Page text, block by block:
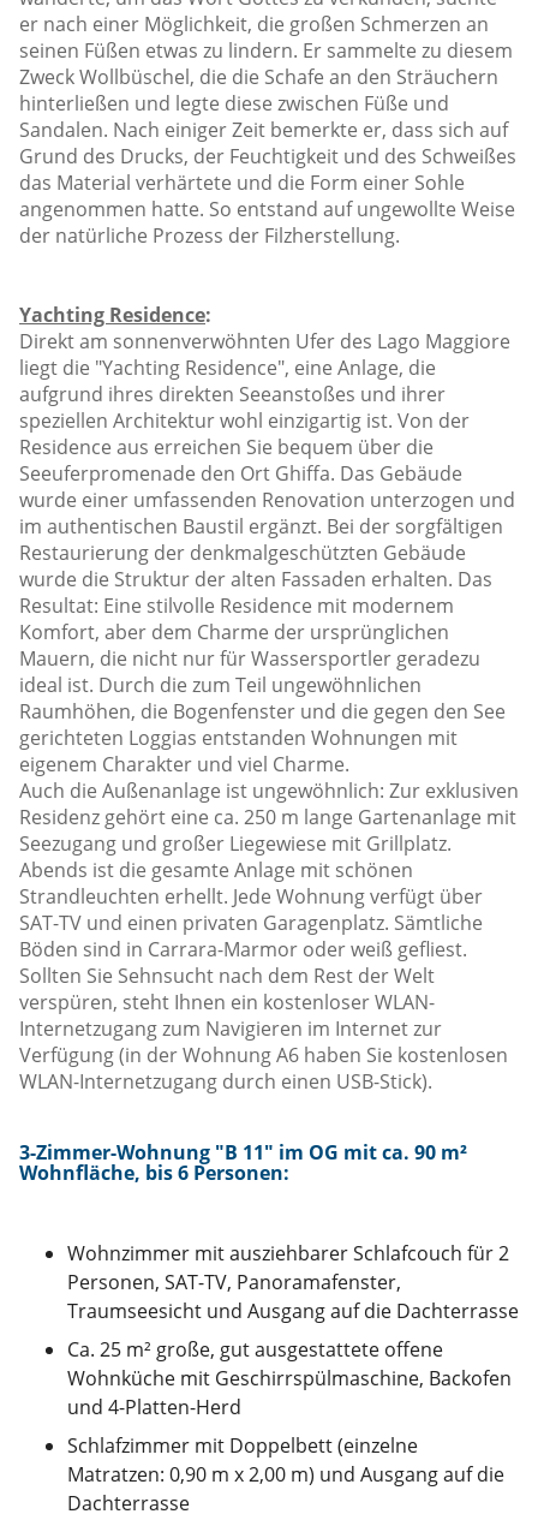
er nach einer Möglichkeit, die großen Schmerzen an
seinen Füßen etwas zu lindern. Er sammelte zu diesem
Zweck Wollbüschel, die die Schafe an den Sträuchern
hinterließen und legte diese zwischen Füße und
Sandalen. Nach einiger Zeit bemerkte er, dass sich auf
Grund des Drucks, der Feuchtigkeit und des Schweißes
das Material verhärtete und die Form einer Sohle
angenommen hatte. So entstand auf ungewollte Weise
der natürliche Prozess der Filzherstellung.
Yachting Residence:
Direkt am sonnenverwöhnten Ufer des Lago Maggiore
liegt die "Yachting Residence", eine Anlage, die
aufgrund ihres direkten Seeanstoßes und ihrer
speziellen Architektur wohl einzigartig ist. Von der
Residence aus erreichen Sie bequem über die
Seeuferpromenade den Ort Ghiffa. Das Gebäude
wurde einer umfassenden Renovation unterzogen und
im authentischen Baustil ergänzt. Bei der sorgfältigen
Restaurierung der denkmalgeschützten Gebäude
wurde die Struktur der alten Fassaden erhalten. Das
Resultat: Eine stilvolle Residence mit modernem
Komfort, aber dem Charme der ursprünglichen
Mauern, die nicht nur für Wassersportler geradezu
ideal ist. Durch die zum Teil ungewöhnlichen
Raumhöhen, die Bogenfenster und die gegen den See
gerichteten Loggias entstanden Wohnungen mit
eigenem Charakter und viel Charme.
Auch die Außenanlage ist ungewöhnlich: Zur exklusiven
Residenz gehört eine ca. 250 m lange Gartenanlage mit
Seezugang und großer Liegewiese mit Grillplatz.
Abends ist die gesamte Anlage mit schönen
Strandleuchten erhellt. Jede Wohnung verfügt über
SAT-TV und einen privaten Garagenplatz. Sämtliche
Böden sind in Carrara-Marmor oder weiß gefliest.
Sollten Sie Sehnsucht nach dem Rest der Welt
verspüren, steht Ihnen ein kostenloser WLAN-
Internetzugang zum Navigieren im Internet zur
Verfügung (in der Wohnung A6 haben Sie kostenlosen
WLAN-Internetzugang durch einen USB-Stick).
3-Zimmer-Wohnung "B 11" im OG mit ca. 90 m²
Wohnfläche, bis 6 Personen:
Wohnzimmer mit ausziehbarer Schlafcouch für 2
Personen, SAT-TV, Panoramafenster,
Traumseesicht und Ausgang auf die Dachterrasse
Ca. 25 m² große, gut ausgestattete offene
Wohnküche mit Geschirrspülmaschine, Backofen
und 4-Platten-Herd
Schlafzimmer mit Doppelbett (einzelne
Matratzen: 0,90 m x 2,00 m) und Ausgang auf die
Dachterrasse